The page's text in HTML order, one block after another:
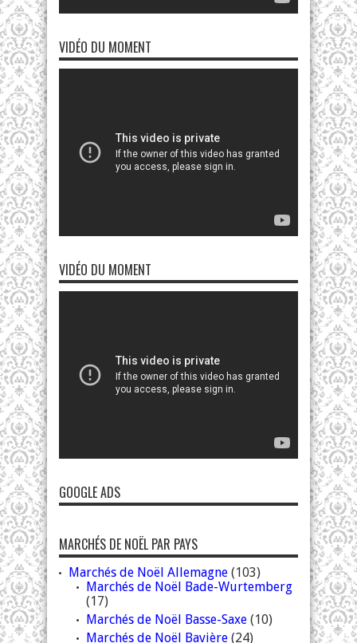
VIDÉO DU MOMENT
VIDÉO DU MOMENT
GOOGLE ADS
MARCHÉS DE NOËL PAR PAYS
Marchés de Noël Allemagne (103)
Marchés de Noël Bade-Wurtemberg
(17)
Marchés de Noël Basse-Saxe (10)
Marchés de Noël Bavière (24)